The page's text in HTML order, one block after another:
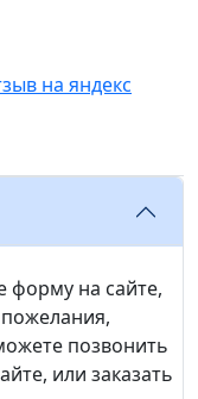
на яндекс
форму на сайте,
позвонить
или заказать